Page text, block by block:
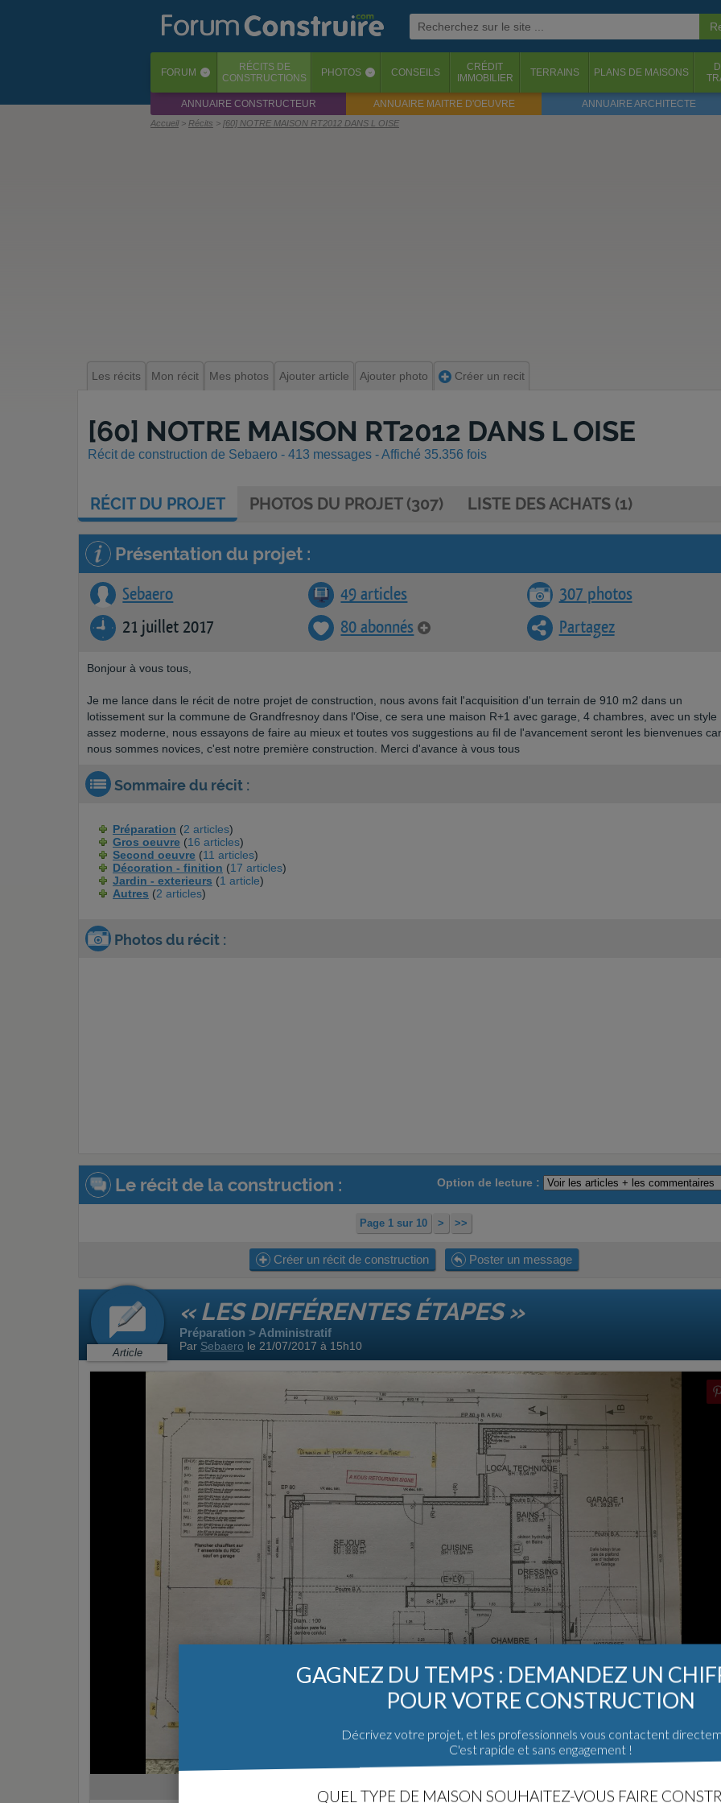
FORUM ‹ RÉCITS DE
CONSTRUCTIONS
PHOTOS ‹ CONSEILS
CRÉDIT
IMMOBILIER
TERRAINS PLANS DE MAISONS
ANNUAIRE CONSTRUCTEUR ANNUAIRE MAITRE D'OEUVRE ANNUAIRE ARCHITECTE
Accueil Récits [60] NOTRE MAISON RT2012 DANS L OISE
Les récits Mon récit Mes photos Ajouter article Ajouter photo Créer un recit
[60] NOTRE MAISON RT2012 DANS L OISE
Récit de construction de Sebaero - 413 messages - Affiché 35.356 fois
RÉCITDU PROJET PHOTOS DU PROJET (307) LISTE DES ACHATS (1)
Présentation du projet :
Sebaero 49 articles
307 photos
21 juillet 2017
80 abonnés Partagez
Bonjour à vous tous,
Je me lance dans le récit de notre projet de construction, nous avons fait l'acquisition d'un terrain de 910 m2 dans un
lotissement sur la commune de Grandfresnoy dans l'Oise, ce sera une maison R+1 avec garage, 4 chambres, avec un style
assez moderne, nous essayons de faire au mieux et toutes vos suggestions au fil de l'avancement seront les bienvenues car
nous sommes novices, c'est notre première construction. Merci d'avance à vous tous
Sommaire du récit :
Préparation (2 articles)
Gros oeuvre (16 articles)
Second oeuvre (11 articles)
Décoration - finition (17 articles)
Jardin - exterieurs (1 article)
Autres (2 articles)
Photos du récit :
Option de lecture :
Le récit de la construction :
Page 1 sur 10 > >>
Créer un récit de construction Poster un message
Article
« LES DIFFÉRENTES ÉTAPES »
Préparation > Administratif
Par Sebaero le 21/07/2017 à 15h10
GAGNEZ DU TEMPS : DEMANDEZ UN
POUR VOTRE CONSTRUCTION
Décrivez votre projet, et les professionnels vous contactent
C'est rapide et sans engagement !
QUEL TYPE DE MAISON SOUHAITEZ-VOUS FAIRE